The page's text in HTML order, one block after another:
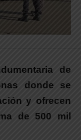
de
donde se
y ofrecen
de 500 mil